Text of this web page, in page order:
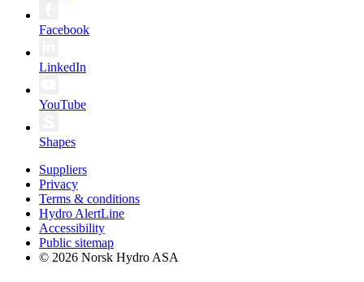
Facebook
LinkedIn
YouTube
Shapes
Suppliers
Privacy
Terms & conditions
Hydro AlertLine
Accessibility
Public sitemap
© 2026 Norsk Hydro ASA